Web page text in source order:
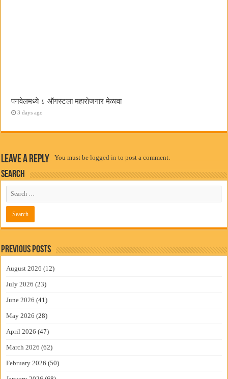
पनवेलमध्ये ८ ऑगस्टला महारोजगार मेळावा
3 days ago
Leave a Reply You must belogged in to post a comment.
Search
Previous Posts
August 2026 (12)
July 2026 (23)
June 2026 (41)
May 2026 (28)
April 2026 (47)
March 2026 (62)
February 2026 (50)